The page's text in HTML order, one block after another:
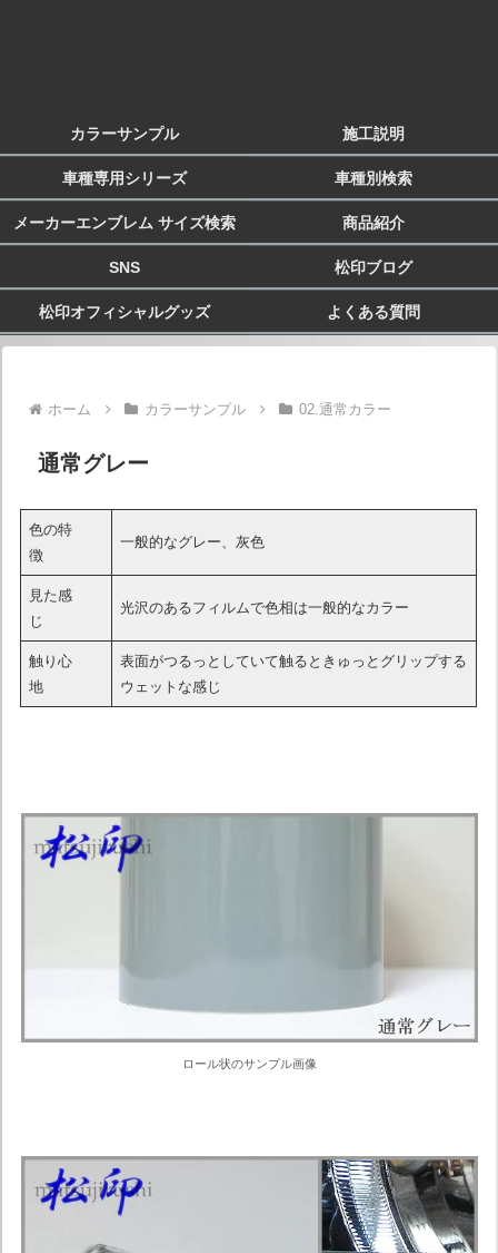
カラーサンプル 施工説明
車種専用シリーズ 車種別検索
メーカーエンブレム サイズ検索 商品紹介
SNS 松印ブログ
松印オフィシャルグッズ よくある質問
ホーム カラーサンプル 02.通常カラー
通常グレー
色の特
徴
一般的なグレー、灰色
見た感
じ
光沢のあるフィルムで色相は一般的なカラー
触り心
地
表面がつるっとしていて触るときゅっとグリップする
ウェットな感じ
ロール状のサンプル画像